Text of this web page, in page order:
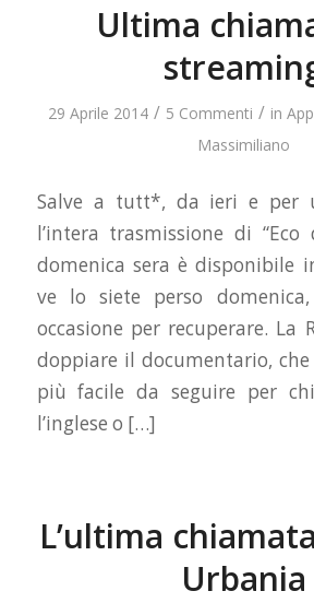
Ultima
29 Aprile 2014 / 5 Commenti / in
Massimiliano
Salve a tutt*, da ieri e per
l’intera trasmissione di “Eco
domenica sera è disponibile
ve lo siete perso
occasione per recuperare. La
doppiare il documentario,
più facile da seguire per
l’inglese o […]
L’ultima
Urbania